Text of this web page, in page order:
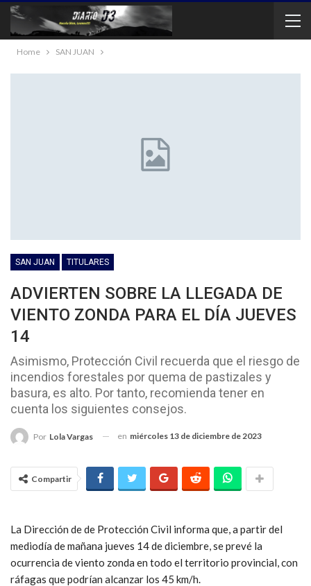
Home SAN JUAN
SAN JUAN TITULARES
ADVIERTEN SOBRE LA LLEGADA DE
VIENTO ZONDA PARA EL DÍA JUEVES
14
Asimismo, Protección Civil recuerda que el riesgo de
incendios forestales por quema de pastizales y
basura, es alto. Por tanto, recomienda tener en
cuenta los siguientes consejos.
Por Lola Vargas en miércoles 13 de diciembre de 2023
Compartir
La Dirección de de Protección Civil informa que, a partir del
mediodía de mañana jueves 14 de diciembre, se prevé la
ocurrencia de viento zonda en todo el territorio provincial, con
ráfagas que podrían alcanzar los 45 km/h.